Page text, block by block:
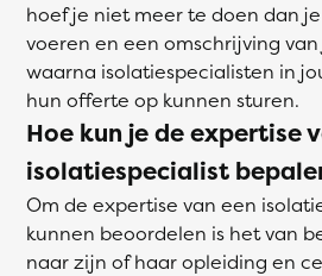
hoef je niet meer te doen dan
voeren en een omschrijving
waarna isolatiespecialisten in
hun offerte op kunnen sturen.
Hoe kun je de expertise
isolatiespecialist
Om de expertise van een
kunnen beoordelen is het van
naar zijn of haar opleiding en